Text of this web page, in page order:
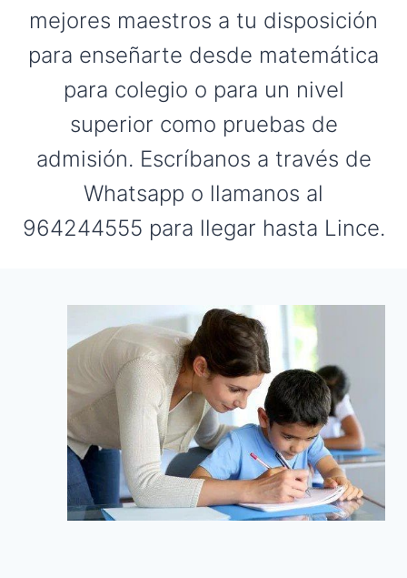
mejores maestros a tu disposición
para enseñarte desde matemática
para colegio o para un nivel
superior como pruebas de
admisión. Escríbanos a través de
Whatsapp o llamanos al
964244555 para llegar hasta Lince.